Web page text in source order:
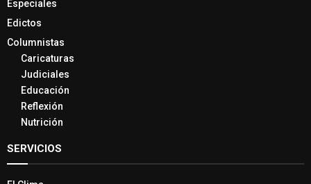
Especiales
Edictos
Columnistas
Caricaturas
Judiciales
Educación
Reflexión
Nutrición
SERVICIOS